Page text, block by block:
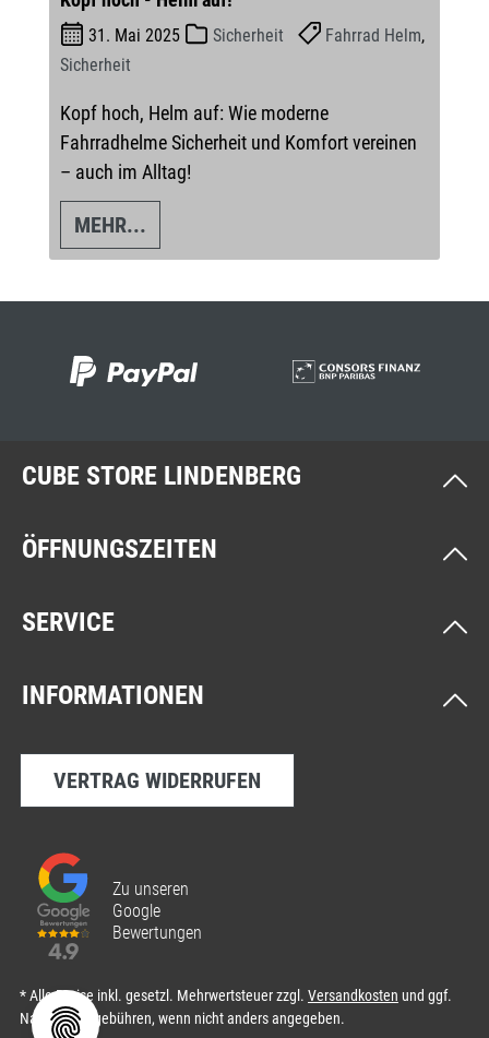
31. Mai 2025 Sicherheit Fahrrad Helm,
Sicherheit
Kopf hoch, Helm auf: Wie moderne
Fahrradhelme Sicherheit und Komfort vereinen
– auch im Alltag!
MEHR...
CUBE STORE LINDENBERG
ÖFFNUNGSZEITEN
SERVICE
INFORMATIONEN
VERTRAG WIDERRUFEN
Zu unseren
Google
Bewertungen
* Alle Preise inkl. gesetzl. Mehrwertsteuer zzgl. Versandkosten und ggf.
Nachnahmegebühren, wenn nicht anders angegeben.